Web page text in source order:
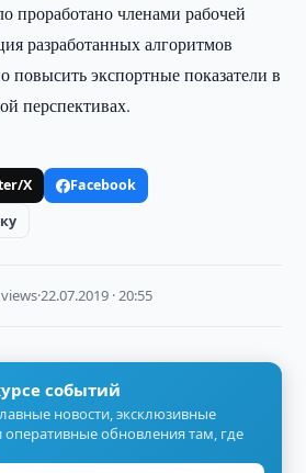
проработано членами рабочей
разработанных алгоритмов
повысить экспортные показатели в
перспективах.
X
Facebook
·22.07.2019 · 20:55
событий
новости, эксклюзивные
обновления там, где